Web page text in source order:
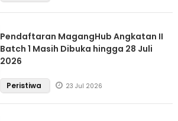
Pendaftaran MagangHub Angkatan II
Batch 1 Masih Dibuka hingga 28 Juli
2026
Peristiwa 23 Jul 2026